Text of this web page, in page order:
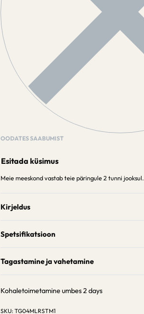
OODATES SAABUMIST
Esitada küsimus
Meie meeskond vastab teie päringule 2 tunni jooksul.
Kirjeldus
Spetsifikatsioon
Tagastamine ja vahetamine
Kohaletoimetamine umbes2 days
TG04MLRSTM1